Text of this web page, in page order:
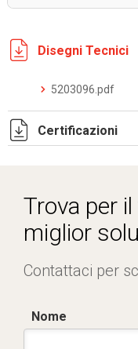
Disegni Tecnici
5203096.pdf
Certificazioni
Trova per
miglior
Contattaci per
Nome